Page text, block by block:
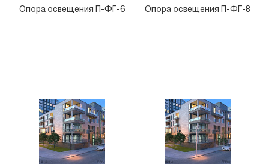
Опора освещения П-ФГ-6 Опора освещения П-ФГ-8